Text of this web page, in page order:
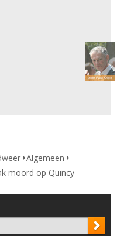
Algemeen
moord op Quincy